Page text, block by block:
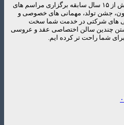
با بیش از ۱۵ سال سابقه برگزاری مراسم های
جشن تولد، مهمانی های خصوصی و
های شرکتی در خدمت شما سخت
چندین سالن اختصاصی عقد و عروسی
شما راحت تر کرده ایم.